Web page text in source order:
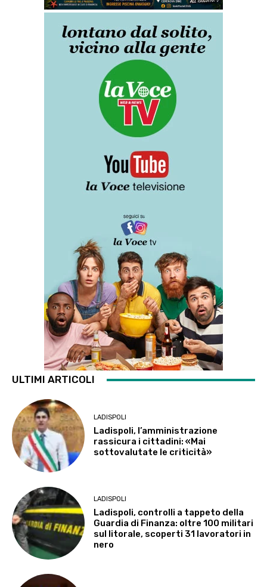
ULTIMI ARTICOLI
LADISPOLI
Ladispoli, l’amministrazione
rassicura i cittadini: «Mai
sottovalutate le criticità»
LADISPOLI
Ladispoli, controlli a tappeto della
Guardia di Finanza: oltre 100 militari
sul litorale, scoperti 31 lavoratori in
nero